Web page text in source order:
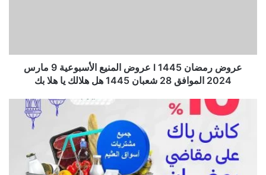
عروض رمضان 1445 I عروض المنيع الأسبوعية 9 مارس
2024 الموافق 28 شعبان 1445 هل هلالك يا هلا بك